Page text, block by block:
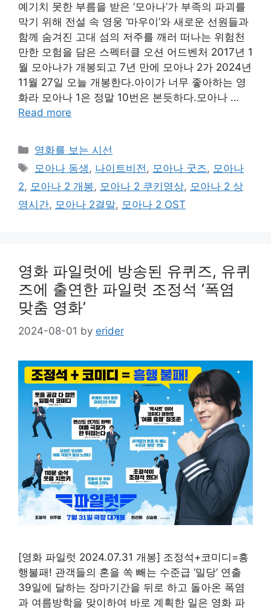
예기치 못한 부름을 받은 ‘모아나’가 부족의 파괴를
막기 위해 전설 속 영웅 ‘마우이’와 새로운 선원들과
함께 숨겨진 고대 섬의 저주를 깨러 떠나는 위험천
만한 모험을 담은 스펙터클 오션 어드벤처 2017년 1
월 모아나가 개봉되고 7년 만에 모아나 2가 2024년
11월 27일 오늘 개봉한다.아이가 너무 좋아하는 영
화라 모아나 1은 정말 10번은 본듯하다.모아나 …
Read more
Categories
영화를 보는 시선
Tags
모아나 동생, 나이트비전, 모아나 굿즈, 모아나
2, 모아나 2 개봉, 모아나 2 쿠키영상, 모아나 2 상
영시간, 모아나 2결말, 모아나 2 OST
영화 파일럿에 방송된 유퀴즈, 유퀴
즈에 출연한 파일럿 조정석 ‘폭염
맞춤 영화’
2024-08-01 by erider
[영화 파일럿 2024.07.31 개봉] 조정석+코미디=흥
행불패! 관객들의 혼을 쏙 빼는 수준급 ‘밀당’ 연출
39일에 달하는 장마기간을 뒤로 하고 돌아온 폭염
과 여름방학을 맞이하여 바로 계획한 일은 영화 파